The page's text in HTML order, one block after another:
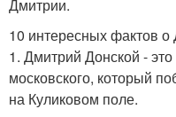
Дмитрии.
10 интересных фактов о
1. Дмитрий Донской -
московского, который
на Куликовом поле.